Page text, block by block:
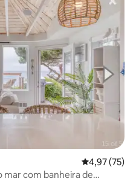
dos hóspedes
4,97 de uma
4,97 (75)
mar com banheira de